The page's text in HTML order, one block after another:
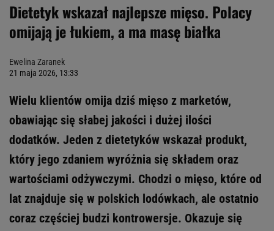
Dietetyk wskazał najlepsze mięso. Polacy
omijają je łukiem, a ma masę białka
Ewelina Zaranek
21 maja 2026, 13:33
Wielu klientów omija dziś mięso z marketów,
obawiając się słabej jakości i dużej ilości
dodatków. Jeden z dietetyków wskazał produkt,
który jego zdaniem wyróżnia się składem oraz
wartościami odżywczymi. Chodzi o mięso, które od
lat znajduje się w polskich lodówkach, ale ostatnio
coraz częściej budzi kontrowersje. Okazuje się